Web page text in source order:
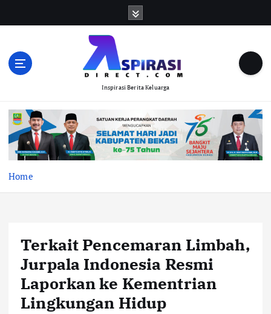
Inspirasi Berita Keluarga
Home
Terkait Pencemaran Limbah,
Jurpala Indonesia Resmi
Laporkan ke Kementrian
Lingkungan Hidup